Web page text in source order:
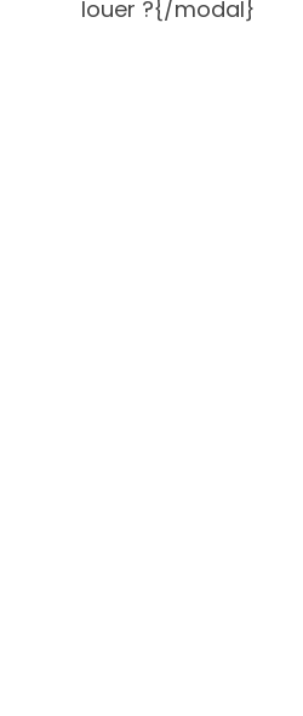
louer ?{/modal}